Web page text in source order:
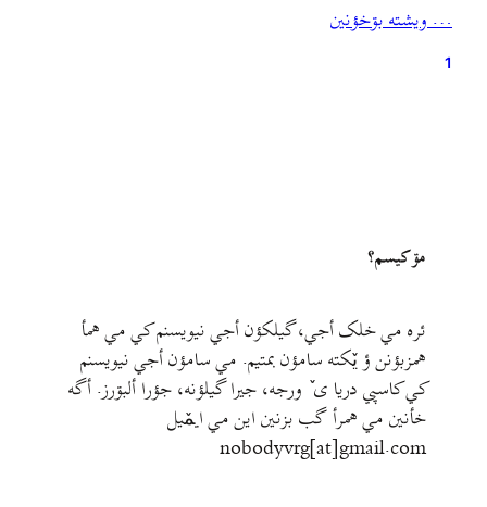
سلسله بیاندازیم. کودتای سوم اسفند نقطهٔ پایانی بود…
… ويشته بۊخؤنين
1
مۊ کيسم؟
ئره مي خلک أجي، گيلکؤن أجي نيويسنم کي مي همأ
همزبؤنن ؤ يٚکته سامؤن بمتيم. مي سامؤن أجي نيويسنم
کي کاسپي دريا ی ٚ ورجه، جيرا گيلؤنه، جؤرا ألبۊرز. أگه
خأنين مي همرأ گب بزنين اين مي ايمٚیل‌ ‌
nobodyvrg[at]gmail.com